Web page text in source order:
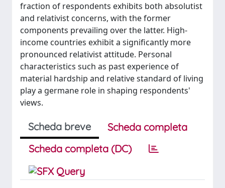
fraction of respondents exhibits both absolutist
and relativist concerns, with the former
components prevailing over the latter. High-
income countries exhibit a significantly more
pronounced relativist attitude. Personal
characteristics such as past experience of
material hardship and relative standard of living
play a germane role in shaping respondents'
views.
Scheda breve
Scheda completa
Scheda completa (DC)